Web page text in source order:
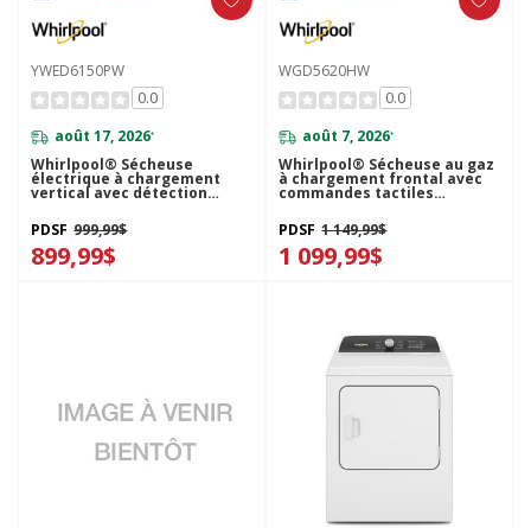
YWED6150PW
0.0
août 17, 2026*
Whirlpool® Sécheuse
électrique à chargement
vertical avec détection
YWED6150PW
PDSF 999,99$
899,99$
WGD5620HW
0.0
août 7, 2026*
Whirlpool® Sécheuse au gaz
à chargement frontal avec
commandes tactiles
WGD5620HW
PDSF 1 149,99$
1 099,99$